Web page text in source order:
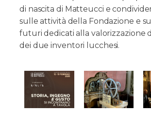
di nascita di Matteucci e
sulle attività della Fondazione e
futuri dedicati alla valorizzazione
dei due inventori lucchesi.